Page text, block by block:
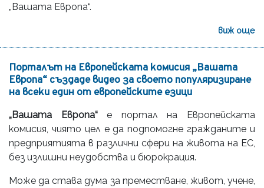
„Вашата Европа“.
виж още
Порталът на Европейската комисия „Вашата
Европа“ създаде видео за своето популяризиране
на всеки един от европейските езици
„Вашата Европа“е портал на Европейската
комисия, чиято цел е да подпомогне гражданите и
предприятията в различни сфери на живота на ЕС,
без излишни неудобства и бюрокрация.
Може да става дума за преместване, живот, учене,